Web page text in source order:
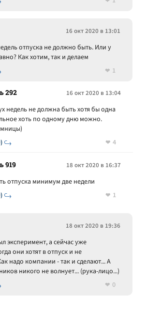
16 окт 2020 в 13:01
отпуска не должно быть. Или у
Как хотим, так и делаем
1
292 16 окт 2020 в 13:04
недель не должна быть хотя бы одна
хоть по одному дню можно.
4
919 18 окт 2020 в 16:37
отпуска минимум две недели
1
18 окт 2020 в 19:36
эксперимент, а сейчас уже
они хотят в отпуск и не
надо компании - так и сделают... А
никого не волнует... (рука-лицо...)
0